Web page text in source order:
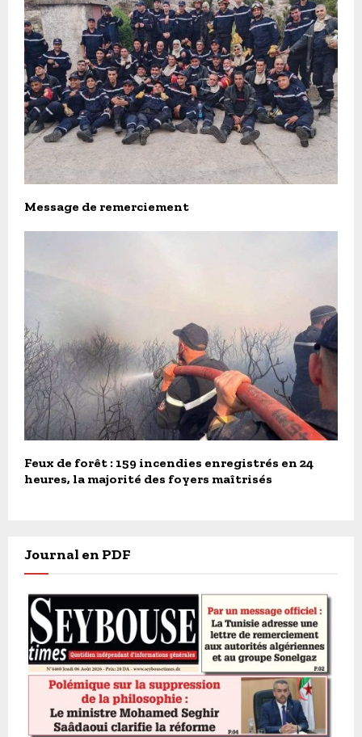
Message de remerciement
Feux de forêt : 159 incendies enregistrés en 24
heures, la majorité des foyers maîtrisés
Journal en PDF